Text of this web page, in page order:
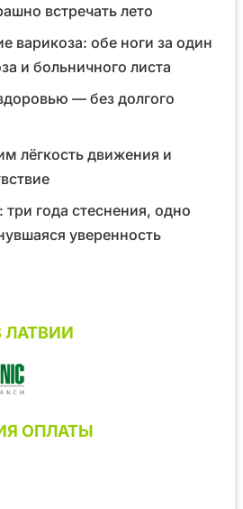
встречать лето
варикоза: обе ноги за один
и больничного листа
— без долгого
лёгкость движения и
года стеснения, одно
уверенность
ЛАТВИИ
ОПЛАТЫ